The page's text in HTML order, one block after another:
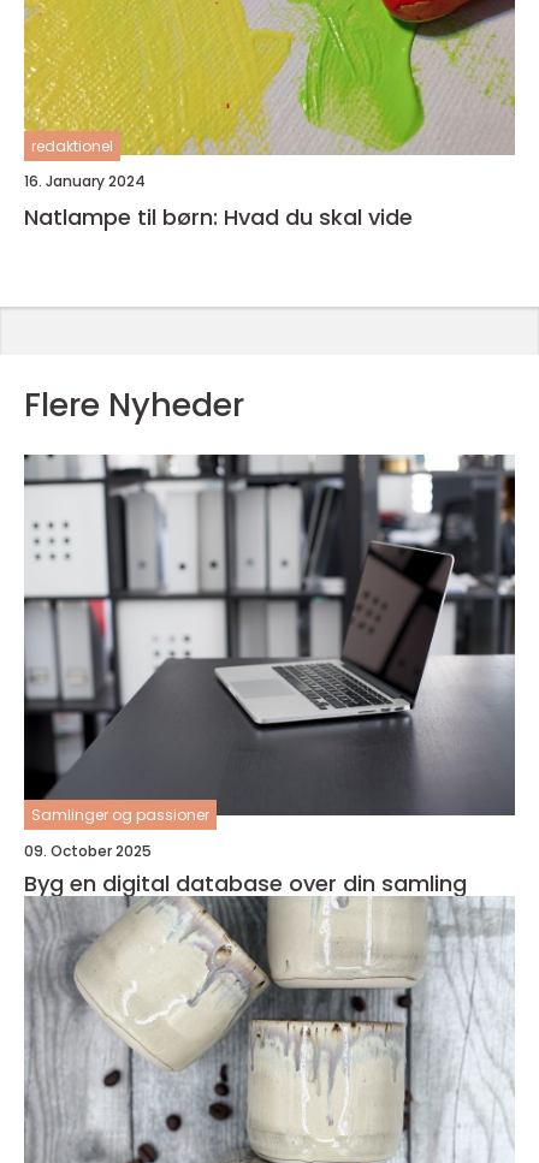
redaktionel
16. January 2024
Natlampe til børn: Hvad du skal vide
Flere Nyheder
Samlinger og passioner
09. October 2025
Byg en digital database over din samling